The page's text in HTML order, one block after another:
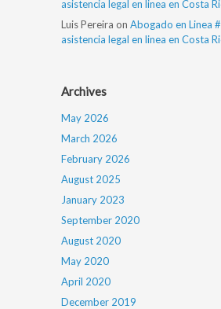
asistencia legal en linea en Costa
Luis Pereira onAbogado en Linea
asistencia legal en linea en Costa
Archives
May 2026
March 2026
February 2026
August 2025
January 2023
September 2020
August 2020
May 2020
April 2020
December 2019